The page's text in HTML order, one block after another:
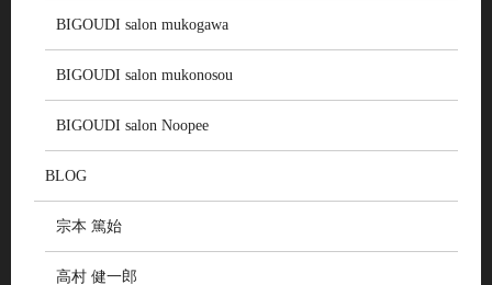
BIGOUDI salon mukogawa
BIGOUDI salon mukonosou
BIGOUDI salon Noopee
BLOG
宗本 篤始
高村 健一郎